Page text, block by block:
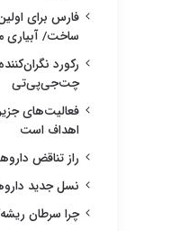
فارس برای
ساخت/ آبیاری
رکورد
چت‌جی‌پی‌تی
فعالیت‌های
اهداف است
راز تناقض
نسل جدید
چرا سرطان